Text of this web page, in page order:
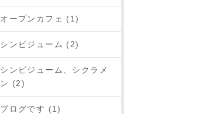
オープンカフェ (1)
シンビジューム (2)
シンビジューム、シクラメ
ン (2)
ブログです (1)